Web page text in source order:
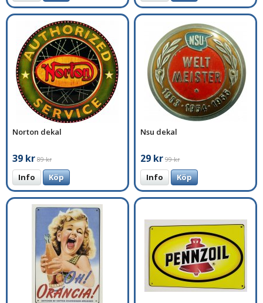
Norton dekal
39 kr 89 kr
Info Köp
Nsu dekal
29 kr 99 kr
Info Köp